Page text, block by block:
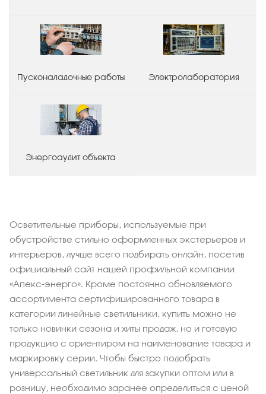
Пусконаладочные работы Электролаборатория
Энергоаудит объекта
Осветительные приборы, используемые при
обустройстве стильно оформленных экстерьеров и
интерьеров, лучше всего подбирать онлайн, посетив
официальный сайт нашей профильной компании
«Апекс-энерго». Кроме постоянно обновляемого
ассортимента сертифицированного товара в
категории линейные светильники, купить можно не
только новинки сезона и хиты продаж, но и готовую
продукцию с ориентиром на наименование товара и
маркировку серии. Чтобы быстро подобрать
универсальный светильник для закупки оптом или в
розницу, необходимо заранее определиться с ценой